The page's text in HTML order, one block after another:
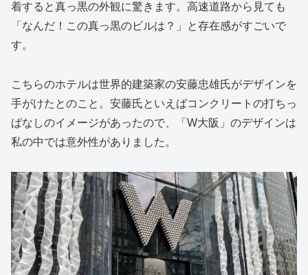
着すると真っ黒の外観に驚きます。高速道路から見ても
「なんだ！この真っ黒のビルは？」と存在感がすごいで
す。
こちらのホテルは世界的建築家の安藤忠雄氏がデザインを
手がけたとのこと。安藤氏といえばコンクリートの打ちっ
ぱなしのイメージがあったので、「W大阪」のデザインは
私の中では意外性がありました。